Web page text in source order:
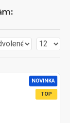
NOVINKA
TOP